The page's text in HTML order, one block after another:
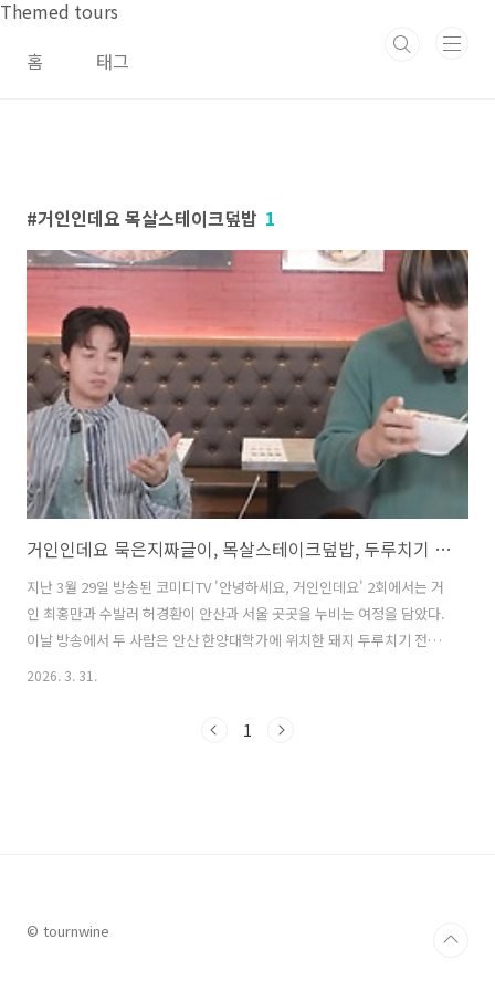
본문 바로가기
Themed tours
홈
태그
거인인데요 목살스테이크덮밥 1
거인인데요 묵은지짜글이, 목살스테이크덮밥, 두루치기 맛집 총정리
지난 3월 29일 방송된 코미디TV '안녕하세요, 거인인데요' 2회에서는 거
인 최홍만과 수발러 허경환이 안산과 서울 곳곳을 누비는 여정을 담았다.
이날 방송에서 두 사람은 안산 한양대학가에 위치한 돼지 두루치기 전문
점을 첫번째로 방문했다. 허경환은 학창 시절 추억의 메뉴라며 기대감을
시청자들의 시선을 사로잡았다. 이어 용리단길과 역삼동으로 자리를 옮
2026. 3. 31.
1
© tournwine